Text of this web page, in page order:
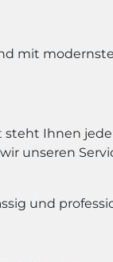
mit
steht Ihnen
unseren
und